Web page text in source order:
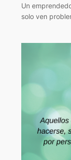
Un
solo ven